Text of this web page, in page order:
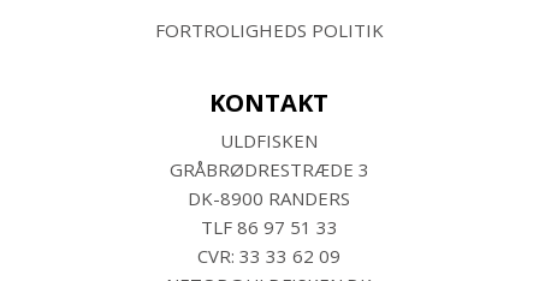
FORTROLIGHEDS POLITIK
KONTAKT
ULDFISKEN
GRÅBRØDRESTRÆDE 3
DK-8900 RANDERS
TLF 86 97 51 33
CVR: 33 33 62 09